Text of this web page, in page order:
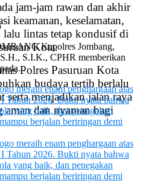
jam-jam rawan dan akhir
keamanan, keselamatan,
lalu lintas tetap kondusif di
Kota.
Polres Pasuruan Kota
budaya tertib berlalu
serta menjadikan jalan raya
aman dan nyaman bagi
Kapolres Jombang,
S.I.K., CPHR memberikan